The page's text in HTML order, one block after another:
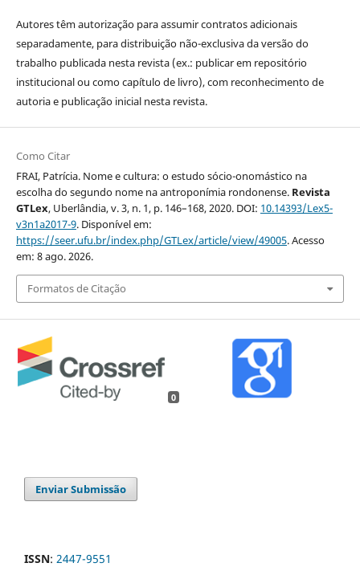
Autores têm autorização para assumir contratos adicionais
separadamente, para distribuição não-exclusiva da versão do
trabalho publicada nesta revista (ex.: publicar em repositório
institucional ou como capítulo de livro), com reconhecimento de
autoria e publicação inicial nesta revista.
Como Citar
FRAI, Patrícia. Nome e cultura: o estudo sócio-onomástico na
escolha do segundo nome na antroponímia rondonense. Revista
GTLex, Uberlândia, v. 3, n. 1, p. 146–168, 2020. DOI: 10.14393/Lex5-
v3n1a2017-9. Disponível em:
https://seer.ufu.br/index.php/GTLex/article/view/49005. Acesso
em: 8 ago. 2026.
Formatos de Citação
0
Enviar Submissão
ISSN: 2447-9551